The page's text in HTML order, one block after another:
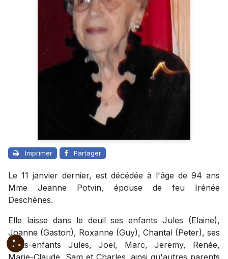
Imprimer Partager
Le 11 janvier dernier, est décédée à l'âge de 94 ans
Mme Jeanne Potvin, épouse de feu Irénée
Deschênes.
Elle laisse dans le deuil ses enfants Jules (Elaine),
Joanne (Gaston), Roxanne (Guy), Chantal (Peter), ses
petits-enfants Jules, Joel, Marc, Jeremy, Renée,
Marie-Claude, Sam et Charles, ainsi qu'autres parents